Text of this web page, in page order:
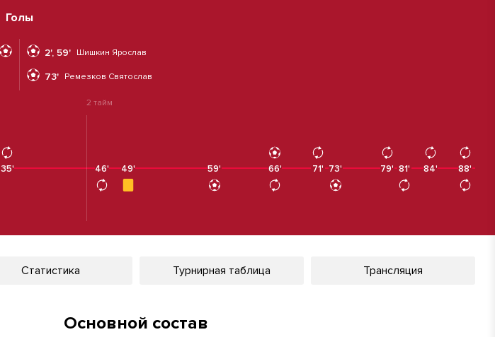
Голы
Шишкин Ярослав
2', 59'
Ремезков Святослав
73'
2 тайм
35' 46' 49' 59' 66'
66' 71' 73' 79' 81' 84' 88'
88'
Статистика Турнирная таблица Трансляция
Основной состав